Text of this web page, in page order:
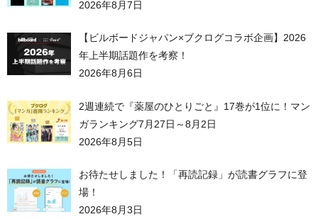
2026年8月7日
【ビルボードジャパン×ブクログコラボ企画】2026
年上半期話題作を考察！
2026年8月6日
2週連続で『薬屋のひとりごと』17巻が1位に！マン
ガランキング7月27日～8月2日
2026年8月5日
お待たせしました！「再読記録」が読書グラフに登
場！
2026年8月3日